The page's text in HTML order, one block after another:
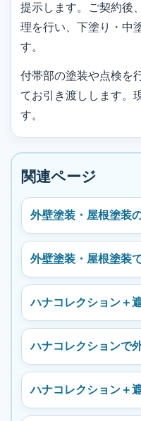
提示します。ご契約後
理を行い、下塗り・中
す。
付帯部の塗装や点検を
てお引き渡しします。
す。
関連ページ
外壁塗装・屋根塗装
外壁塗装・屋根塗装
ハナコレクション＋
ハナコレクションで
ハナコレクション＋